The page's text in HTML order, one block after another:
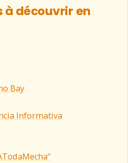
découvrir en
Bay
Informativa